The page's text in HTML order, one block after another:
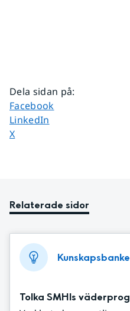
Dela sidan på:
Dela sidan på
Facebook
Dela sidan på
LinkedIn
Dela sidan på
X
Relaterade sidor
Tolka SMHIs